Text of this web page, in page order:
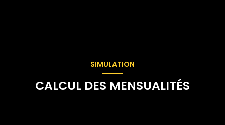
SIMULATION
CALCUL DES MENSUALITÉS